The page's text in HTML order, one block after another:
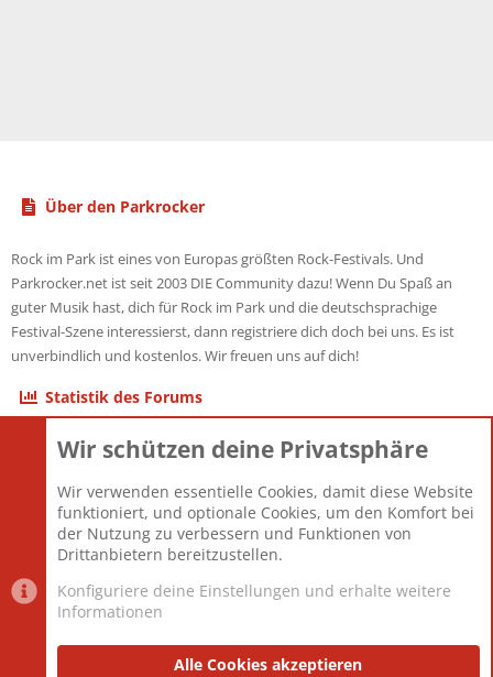
Über den Parkrocker
Rock im Park ist eines von Europas größten Rock-Festivals. Und
Parkrocker.net ist seit 2003 DIE Community dazu! Wenn Du Spaß an
guter Musik hast, dich für Rock im Park und die deutschsprachige
Festival-Szene interessierst, dann registriere dich doch bei uns. Es ist
unverbindlich und kostenlos. Wir freuen uns auf dich!
Statistik des Forums
Themen
Mitglieder
12.427
Neuestes Mitglied
Berlin
Datenschutzerklärung Impressum
Wir schützen deine Privatsphäre
Wir verwenden essentielle Cookies, damit diese Website
funktioniert, und optionale Cookies, um den Komfort bei
der Nutzung zu verbessern und Funktionen von
Drittanbietern bereitzustellen.
Konfiguriere deine Einstellungen und erhalte weitere
Informationen
Alle Cookies akzeptieren